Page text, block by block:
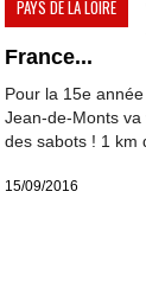
PAYS DE LA LOIRE
France...
Pour la 15e
Jean-de-Monts va
des sabots ! 1 km
15/09/2016